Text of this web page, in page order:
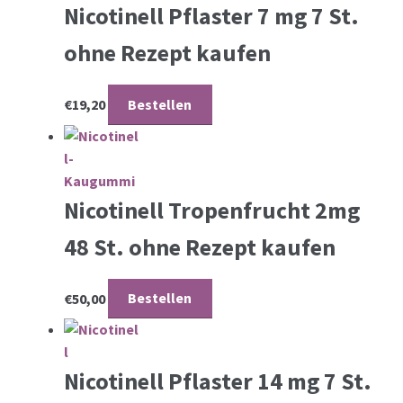
Nicotinell Pflaster 7 mg 7 St.
ohne Rezept kaufen
€19,20 Bestellen
Nicotinell Tropenfrucht 2mg
48 St. ohne Rezept kaufen
€50,00 Bestellen
Nicotinell Pflaster 14 mg 7 St.